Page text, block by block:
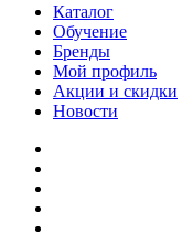
Каталог
Обучение
Бренды
Мой профиль
Акции и скидки
Новости